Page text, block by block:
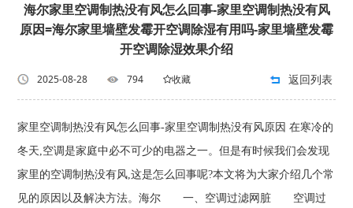
海尔家里空调制热没有风怎么回事-家里空调制热没有风
原因=海尔家里墙壁发霉开空调除湿有用吗-家里墙壁发霉
开空调除湿效果介绍
2025-08-28 794 收藏 返回列表
家里空调制热没有风怎么回事-家里空调制热没有风原因 在寒冷的
冬天,空调是家庭中必不可少的电器之一。但是有时候我们会发现
家里的空调制热没有风,这是怎么回事呢?本文将为大家介绍几个常
见的原因以及解决方法。海尔 一、空调过滤网脏 空调过